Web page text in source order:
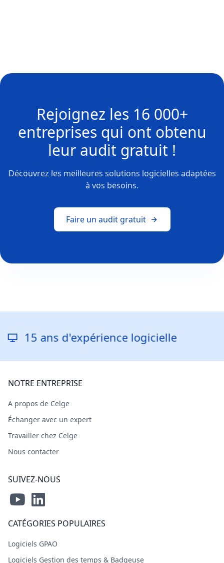
Rejoignez les 16 000+
entreprises qui ont obtenu
leur audit gratuit !
Découvrez les meilleures solutions logicielles adaptées
à vos besoins.
Faire un audit gratuit
d'expérience logicielle
NOTRE ENTREPRISE
A propos de Celge
Échanger avec un expert
Travailler chez Celge
Nous contacter
SUIVEZ-NOUS
CATÉGORIES POPULAIRES
Logiciels GPAO
Logiciels Gestion des temps & Badgeuse